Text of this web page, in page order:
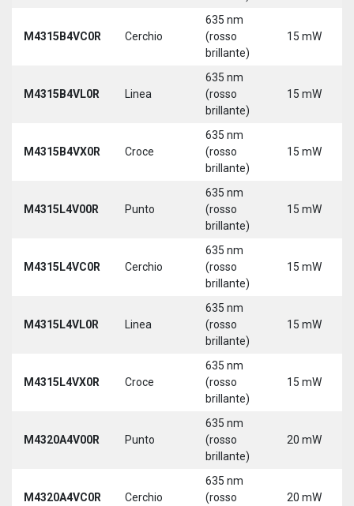
M4315B4VC0R Cerchio
635 nm
(rosso
brillante)
15 mW
M4315B4VL0R Linea
635 nm
(rosso
brillante)
15 mW
M4315B4VX0R Croce
635 nm
(rosso
brillante)
15 mW
M4315L4V00R Punto
635 nm
(rosso
brillante)
15 mW
M4315L4VC0R Cerchio
635 nm
(rosso
brillante)
15 mW
M4315L4VL0R Linea
635 nm
(rosso
brillante)
15 mW
M4315L4VX0R Croce
635 nm
(rosso
brillante)
15 mW
M4320A4V00R Punto
635 nm
(rosso
brillante)
20 mW
M4320A4VC0R Cerchio
635 nm
(rosso
20 mW